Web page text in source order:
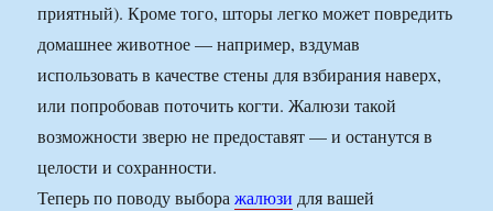
приятный). Кроме того, шторы легко может повредить
домашнее животное — например, вздумав
использовать в качестве стены для взбирания наверх,
или попробовав поточить когти. Жалюзи такой
возможности зверю не предоставят — и останутся в
целости и сохранности.
Теперь по поводу выборажалюзи для вашей